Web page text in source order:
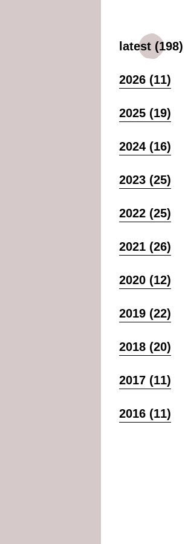
latest (198)
2026 (11)
2025 (19)
2024 (16)
2023 (25)
2022 (25)
2021 (26)
2020 (12)
2019 (22)
2018 (20)
2017 (11)
2016 (11)